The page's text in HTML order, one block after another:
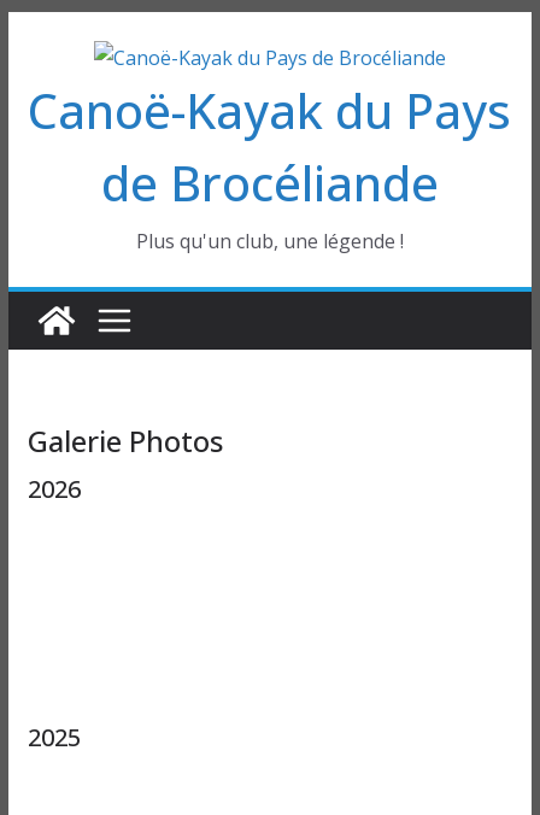
contenu
Canoë-Kayak du Pays
de Brocéliande
Plus qu'un club, une légende !
Galerie Photos
2026
2025